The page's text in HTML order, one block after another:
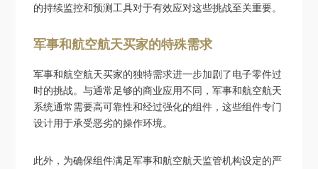
的持续监控和预测工具对于有效应对这些挑战至关重要。
军事和航空航天买家的特殊需求
军事和航空航天买家的独特需求进一步加剧了电子零件过
时的挑战。与通常足够的商业应用不同，军事和航空航天
系统通常需要高可靠性和经过强化的组件，这些组件专门
设计用于承受恶劣的操作环境。
此外，为确保组件满足军事和航空航天监管机构设定的严